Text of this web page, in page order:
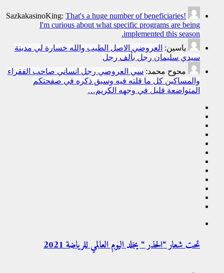
SazkakasinoKing: That's a huge number of beneficiaries!
I'm curious about what specific programs are being
implemented this season.
ياسين: العروضي الاصل الطيب والله خسارة لي مدينة
سيدي سليمان رجل بألف رجل
محوح محمد: سي العروصي رجل انساني صاحب الفقراء
والمساكين كل ما قلته فيه وسبق ذكره في صفحتكم
المتواضعة قليل في وجهه الكريم…
تحت شعار “الحذر “ يخلد اليوم العالمي للرياضة 2021